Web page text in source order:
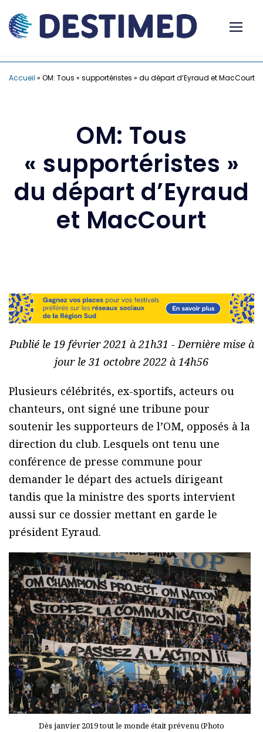
Accueil » OM: Tous « supportéristes » du départ d’Eyraud et MacCourt
OM: Tous
« supportéristes »
du départ d’Eyraud
et MacCourt
Publié le 19 février 2021 à 21h31 - Dernière mise à
jour le 31 octobre 2022 à 14h56
Plusieurs célébrités, ex-sportifs, acteurs ou
chanteurs, ont signé une tribune pour
soutenir les supporteurs de l’OM, opposés à la
direction du club. Lesquels ont tenu une
conférence de presse commune pour
demander le départ des actuels dirigeant
tandis que la ministre des sports intervient
aussi sur ce dossier mettant en garde le
président Eyraud.
Dès janvier 2019 tout le monde était prévenu (Photo